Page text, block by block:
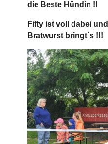
die Beste Hündin !!
Fifty ist voll dabei
Bratwurst bringt`s !!!